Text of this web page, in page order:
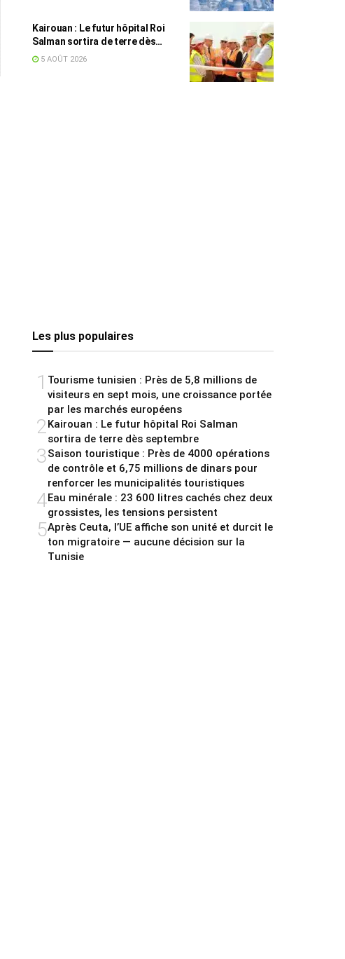
Kairouan : Le futur hôpital Roi
Salman sortira de terre dès
septembre
5 AOÛT 2026
Les plus populaires
1 Tourisme tunisien : Près de 5,8 millions de
visiteurs en sept mois, une croissance portée
par les marchés européens
2Kairouan : Le futur hôpital Roi Salman
sortira de terre dès septembre
3Saison touristique : Près de 4000 opérations
de contrôle et 6,75 millions de dinars pour
renforcer les municipalités touristiques
4Eau minérale : 23 600 litres cachés chez deux
grossistes, les tensions persistent
5Après Ceuta, l’UE affiche son unité et durcit le
ton migratoire — aucune décision sur la
Tunisie